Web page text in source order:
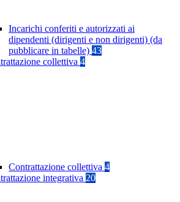
Incarichi conferiti e autorizzati ai
dipendenti (dirigenti e non dirigenti) (da
pubblicare in tabelle) 43
collettiva 4
Contrattazione collettiva 4
integrativa 20